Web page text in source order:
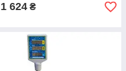
1 624 ₴